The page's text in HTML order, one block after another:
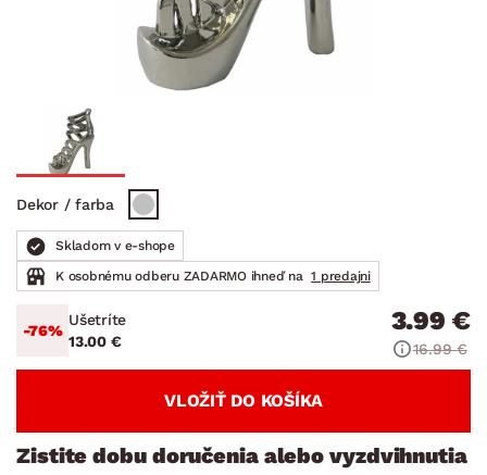
Dekor / farba
Skladom v e-shope
K osobnému odberu ZADARMO ihneď na 1 predajni
-76%
Ušetríte
13.00 €
3.99 €
16.99 €
VLOŽIŤ DO KOŠÍKA
Zistite dobu doručenia alebo vyzdvihnutia